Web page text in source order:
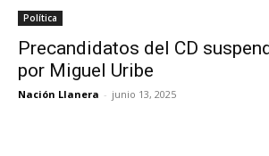
Política
Precandidatos del CD
por Miguel Uribe
Nación Llanera - junio 13, 2025